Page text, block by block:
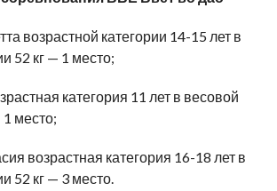
возрастной категории 14-15 лет в
52 кг — 1 место;
категория 11 лет в весовой
1 место;
возрастная категория 16-18 лет в
52 кг — 3 место.